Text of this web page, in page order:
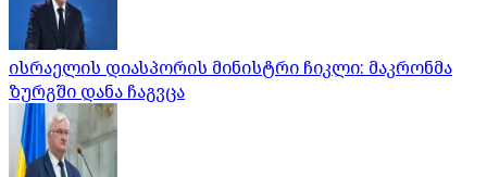
ისრაელის დიასპორის მინისტრი ჩიკლი: მაკრონმა
ზურგში დანა ჩაგვცა